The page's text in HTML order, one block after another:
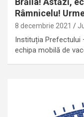
Râmnicelu!
8 decembrie 2021
Instituția Prefectului
echipa mobilă de